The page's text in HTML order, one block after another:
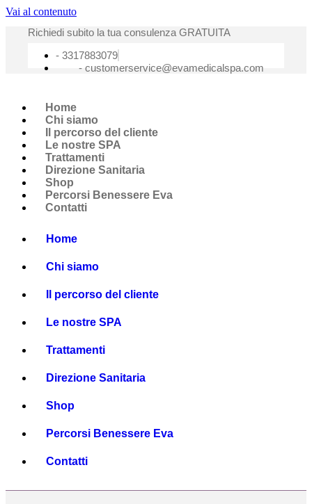
Vai al contenuto
Richiedi subito la tua consulenza GRATUITA
- 3317883079
- customerservice@evamedicalspa.com
Home
Chi siamo
Il percorso del cliente
Le nostre SPA
Trattamenti
Direzione Sanitaria
Shop
Percorsi Benessere Eva
Contatti
Home
Chi siamo
Il percorso del cliente
Le nostre SPA
Trattamenti
Direzione Sanitaria
Shop
Percorsi Benessere Eva
Contatti